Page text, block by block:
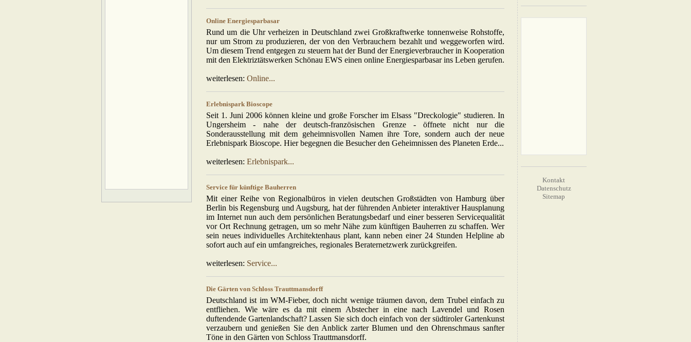
Online Energiesparbasar
Rund um die Uhr verheizen in Deutschland zwei Großkraftwerke tonnenweise Rohstoffe,
nur um Strom zu produzieren, der von den Verbrauchern bezahlt und weggeworfen wird.
Um diesem Trend entgegen zu steuern hat der Bund der Energieverbraucher in Kooperation
mit den Elektriztätswerken Schönau EWS einen online Energiesparbasar ins Leben gerufen.
weiterlesen: Online...
Erlebnispark Bioscope
Seit 1. Juni 2006 können kleine und große Forscher im Elsass "Dreckologie" studieren. In
Ungersheim - nahe der deutsch-französischen Grenze - öffnete nicht nur die
Sonderausstellung mit dem geheimnisvollen Namen ihre Tore, sondern auch der neue
Erlebnispark Bioscope. Hier begegnen die Besucher den Geheimnissen des Planeten Erde...
weiterlesen: Erlebnispark...
Service für künftige Bauherren
Mit einer Reihe von Regionalbüros in vielen deutschen Großstädten von Hamburg über
Berlin bis Regensburg und Augsburg, hat der führenden Anbieter interaktiver Hausplanung
im Internet nun auch dem persönlichen Beratungsbedarf und einer besseren Servicequalität
vor Ort Rechnung getragen, um so mehr Nähe zum künftigen Bauherren zu schaffen. Wer
sein neues individuelles Architektenhaus plant, kann neben einer 24 Stunden Helpline ab
sofort auch auf ein umfangreiches, regionales Beraternetzwerk zurückgreifen.
weiterlesen: Service...
Die Gärten von Schloss Trauttmansdorff
Deutschland ist im WM-Fieber, doch nicht wenige träumen davon, dem Trubel einfach zu
entfliehen. Wie wäre es da mit einem Abstecher in eine nach Lavendel und Rosen
duftendende Gartenlandschaft? Lassen Sie sich doch einfach von der südtiroler Gartenkunst
verzaubern und genießen Sie den Anblick zarter Blumen und den Ohrenschmaus sanfter
Töne in den Gärten von Schloss Trauttmansdorff.
Kontakt
Datenschutz
Sitemap